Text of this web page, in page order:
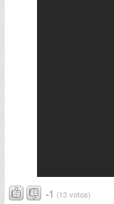
-1 (13 votos)